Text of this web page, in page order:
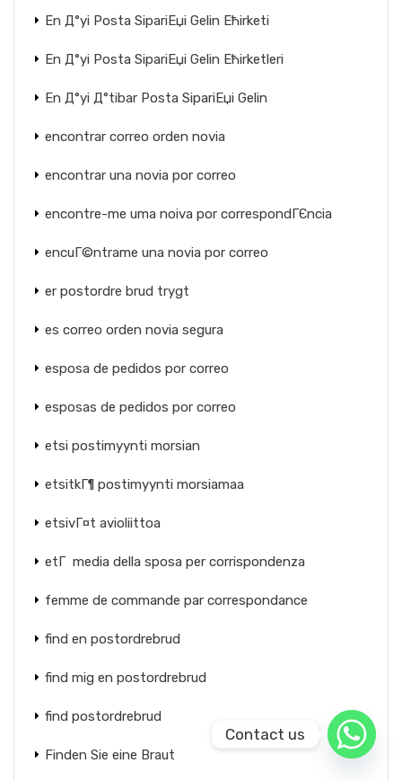
En Д°yi Posta SipariЕџi Gelin Ећirketi
En Д°yi Posta SipariЕџi Gelin Ећirketleri
En Д°yi Д°tibar Posta SipariЕџi Gelin
encontrar correo orden novia
encontrar una novia por correo
encontre-me uma noiva por correspondГЄncia
encuГ©ntrame una novia por correo
er postordre brud trygt
es correo orden novia segura
esposa de pedidos por correo
esposas de pedidos por correo
etsi postimyynti morsian
etsitkГ¶ postimyynti morsiamaa
etsivГ¤t avioliittoa
etГ media della sposa per corrispondenza
femme de commande par correspondance
find en postordrebrud
find mig en postordrebrud
find postordrebrud
Finden Sie eine Braut
Contact us